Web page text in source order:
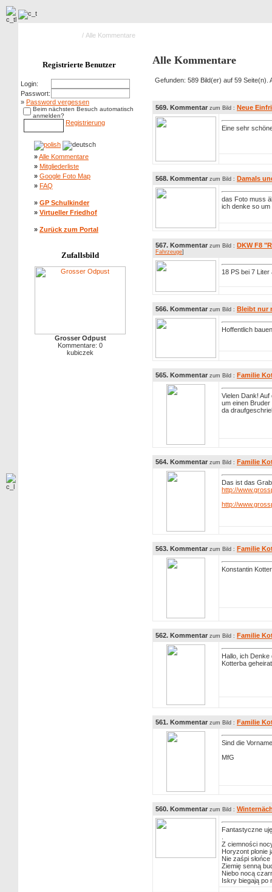
/ Alle Kommentare
Registrierte Benutzer
Login:
Passwort:
» Password vergessen
Beim nächsten Besuch automatisch
anmelden?
Registrierung
»Alle Kommentare
» Mitgliederliste
» Google Foto Map
» FAQ
» GP Schulkinder
» Virtueller Friedhof
» Zurück zum Portal
Zufallsbild
Grosser Odpust
Kommentare: 0
kubiczek
Alle Kommentare
Gefunden: 589 Bild(er) auf 59 Seite(n).
569. Kommentar zum Bild : Neue
Eine sehr
568. Kommentar zum Bild : Damals
das Foto muss
ich denke so um
567. Kommentar zum Bild : DKW F8
Fahrzeuge]
18 PS bei 7 Liter
566. Kommentar zum Bild : Bleibt nur
Hoffentlich
565. Kommentar zum Bild : Familie
Vielen Dank!
um einen
da
564. Kommentar zum Bild : Familie
Das ist das
http://
http://
563. Kommentar zum Bild : Familie
Konstantin
562. Kommentar zum Bild : Familie
Hallo, ich
Kotterba
561. Kommentar zum Bild : Familie
Sind die
MfG
560. Kommentar zum Bild :
Fantastyczne
Z ciemności
Horyzont plonie
Nie zaśpi
Ziemię senną
Niebo nocą
Iskry biegają po